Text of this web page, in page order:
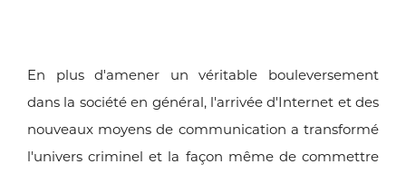
En plus d'amener un véritable bouleversement
dans la société en général, l'arrivée d'Internet et des
nouveaux moyens de communication a transformé
l'univers criminel et la façon même de commettre